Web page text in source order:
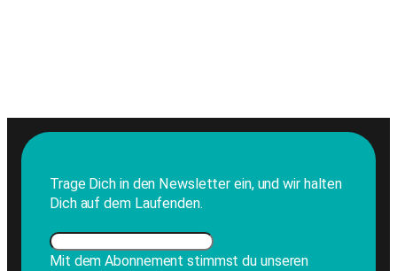
Trage Dich in den Newsletter ein, und wir halten
Dich auf dem Laufenden.
Mit dem Abonnement stimmst du unseren